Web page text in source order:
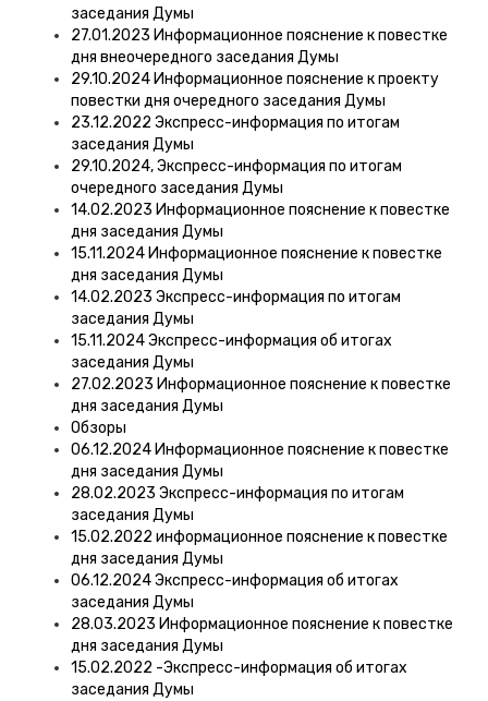
заседания Думы
27.01.2023 Информационное пояснение к повестке
дня внеочередного заседания Думы
29.10.2024 Информационное пояснение к проекту
повестки дня очередного заседания Думы
23.12.2022 Экспресс-информация по итогам
заседания Думы
29.10.2024, Экспресс-информация по итогам
очередного заседания Думы
14.02.2023 Информационное пояснение к повестке
дня заседания Думы
15.11.2024 Информационное пояснение к повестке
дня заседания Думы
14.02.2023 Экспресс-информация по итогам
заседания Думы
15.11.2024 Экспресс-информация об итогах
заседания Думы
27.02.2023 Информационное пояснение к повестке
дня заседания Думы
Обзоры
06.12.2024 Информационное пояснение к повестке
дня заседания Думы
28.02.2023 Экспресс-информация по итогам
заседания Думы
15.02.2022 информационное пояснение к повестке
дня заседания Думы
06.12.2024 Экспресс-информация об итогах
заседания Думы
28.03.2023 Информационное пояснение к повестке
дня заседания Думы
15.02.2022 -Экспресс-информация об итогах
заседания Думы